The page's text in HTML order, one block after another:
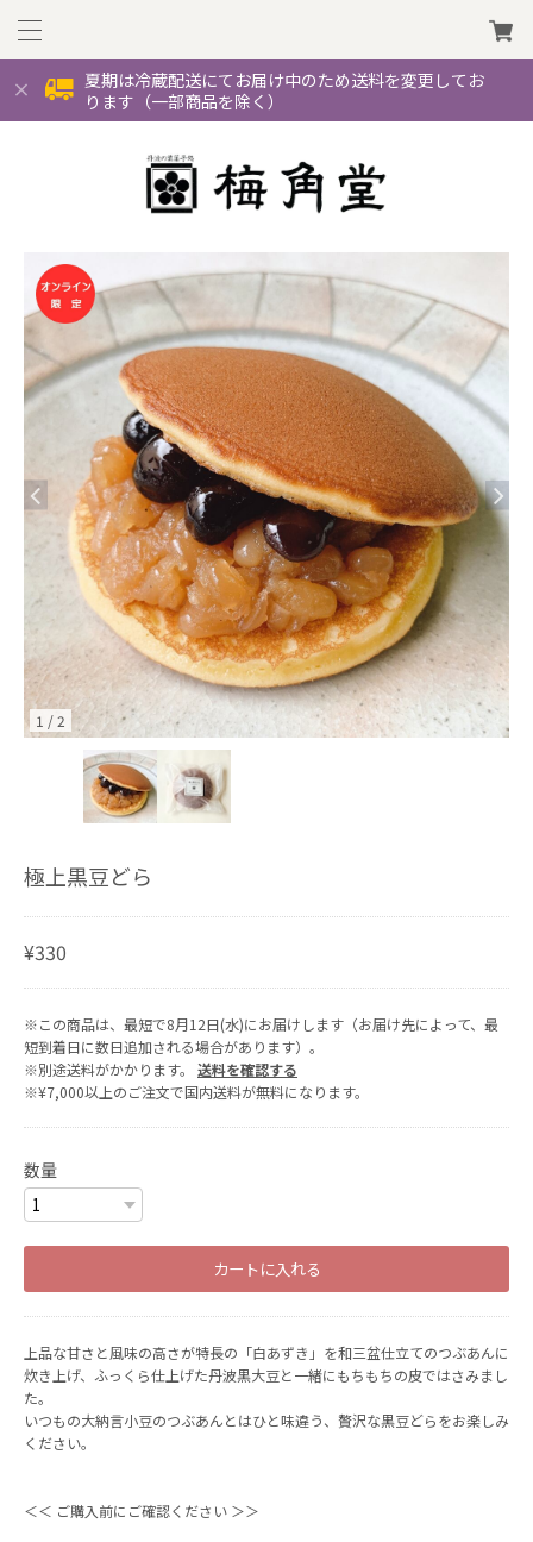
夏期は冷蔵配送にてお届け中のため送料を変更してお
ります（一部商品を除く）
1 /2
極上黒豆どら
¥330
※この商品は、最短で8月12日(水)にお届けします（お届け先によって、最
短到着日に数日追加される場合があります）。
※別途送料がかかります。
送料を確認する
※¥7,000以上のご注文で国内送料が無料になります。
数量
カートに入れる
上品な甘さと風味の高さが特長の「白あずき」を和三盆仕立てのつぶあんに
炊き上げ、ふっくら仕上げた丹波黒大豆と一緒にもちもちの皮ではさみまし
た。
いつもの大納言小豆のつぶあんとはひと味違う、贅沢な黒豆どらをお楽しみ
ください。
＜＜ ご購入前にご確認ください ＞＞